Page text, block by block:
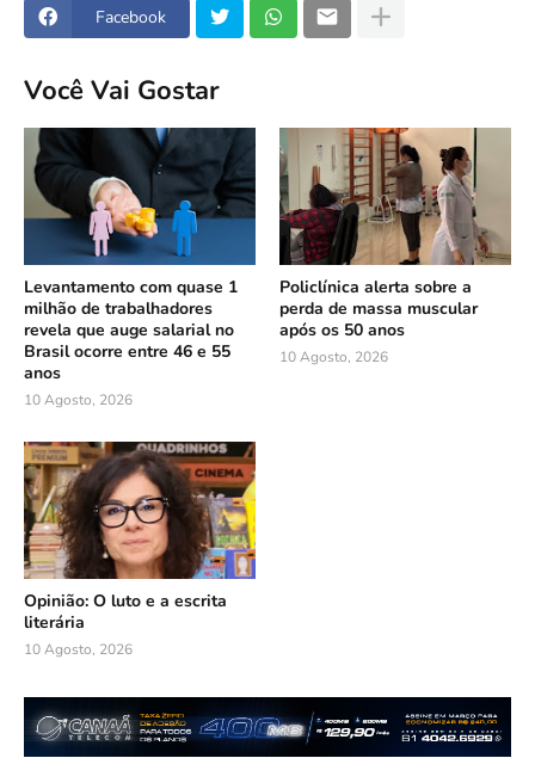
Facebook
Você Vai Gostar
Levantamento com quase 1
milhão de trabalhadores
revela que auge salarial no
Brasil ocorre entre 46 e 55
anos
10 Agosto, 2026
Policlínica alerta sobre a
perda de massa muscular
após os 50 anos
10 Agosto, 2026
Opinião: O luto e a escrita
literária
10 Agosto, 2026